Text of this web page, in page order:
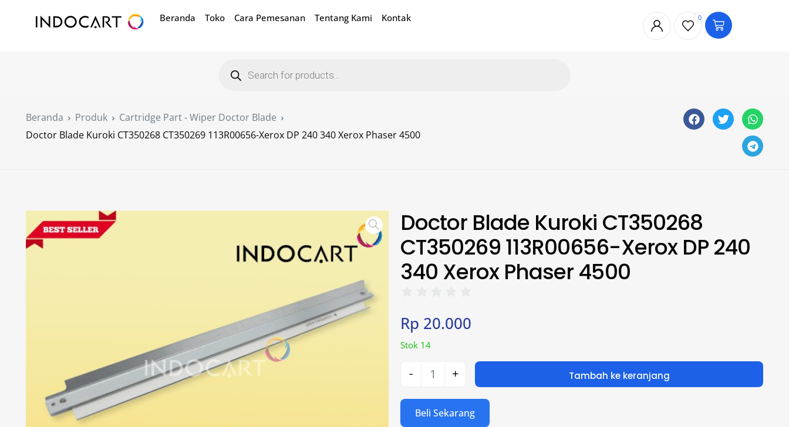
Beranda Toko Cara Pemesanan Tentang Kami Kontak 0
Beranda Produk
Cartridge Part - Wiper Doctor Blade
Doctor Blade Kuroki CT350268 CT350269 113R00656-Xerox DP 240 340 Xerox Phaser 4500
Doctor Blade Kuroki CT350268
CT350269 113R00656-Xerox DP 240
340 Xerox Phaser 4500
Rp 20.000
Stok 14
- + Tambah ke keranjang
Beli Sekarang